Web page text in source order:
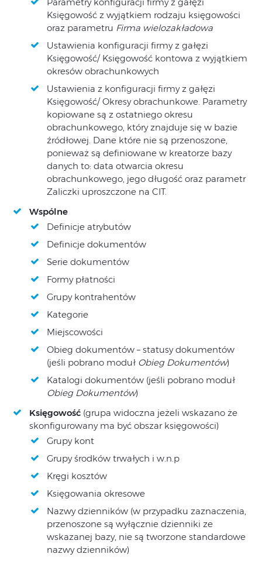
Parametry konfiguracji firmy z gałęzi
Księgowość z wyjątkiem rodzaju księgowości
oraz parametru Firma wielozakładowa
Ustawienia konfiguracji firmy z gałęzi
Księgowość/ Księgowość kontowa z wyjątkiem
okresów obrachunkowych
Ustawienia z konfiguracji firmy z gałęzi
Księgowość/ Okresy obrachunkowe. Parametry
kopiowane są z ostatniego okresu
obrachunkowego, który znajduje się w bazie
źródłowej. Dane które nie są przenoszone,
ponieważ są definiowane w kreatorze bazy
danych to: data otwarcia okresu
obrachunkowego, jego długość oraz parametr
Zaliczki uproszczone na CIT.
Wspólne
Definicje atrybutów
Definicje dokumentów
Serie dokumentów
Formy płatności
Grupy kontrahentów
Kategorie
Miejscowości
Obieg dokumentów – statusy dokumentów
(jeśli pobrano moduł Obieg Dokumentów)
Katalogi dokumentów (jeśli pobrano moduł
Obieg Dokumentów)
Księgowość (grupa widoczna jeżeli wskazano że
skonfigurowany ma być obszar księgowości)
Grupy kont
Grupy środków trwałych i w.n.p
Kręgi kosztów
Księgowania okresowe
Nazwy dzienników (w przypadku zaznaczenia,
przenoszone są wyłącznie dzienniki ze
wskazanej bazy, nie są tworzone standardowe
nazwy dzienników)